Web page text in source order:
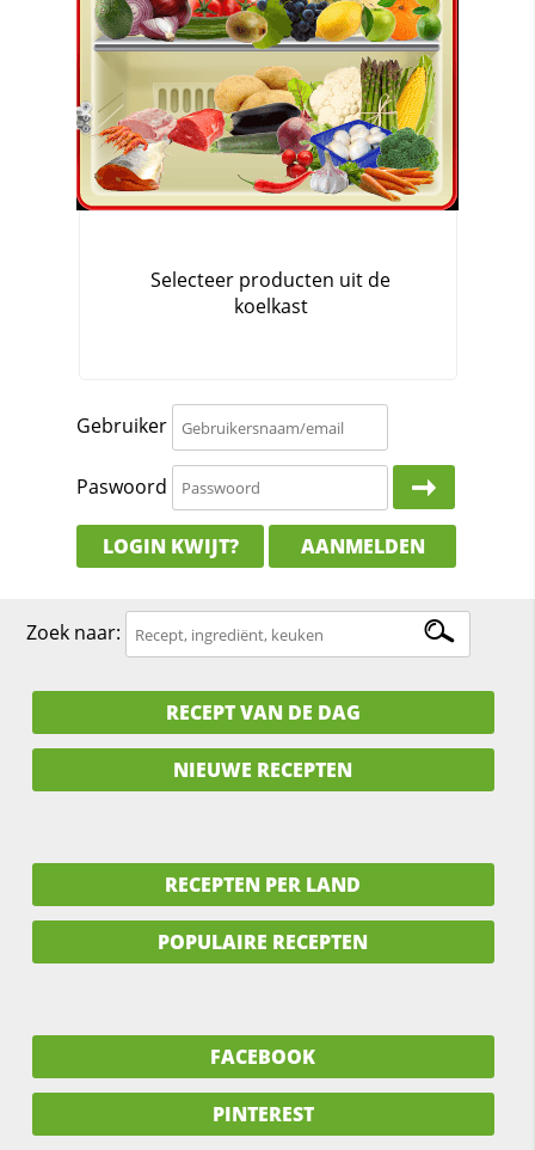
Gebruiker
Paswoord
LOGIN KWIJT? AANMELDEN
Zoek naar:
RECEPT VAN DE DAG
NIEUWE RECEPTEN
RECEPTEN PER LAND
POPULAIRE RECEPTEN
FACEBOOK
PINTEREST